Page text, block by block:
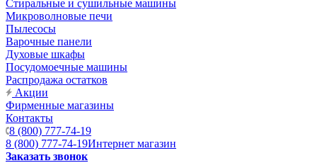
Стиральные и сушильные машины
Микроволновые печи
Пылесосы
Варочные панели
Духовые шкафы
Посудомоечные машины
Распродажа остатков
Акции
Фирменные магазины
Контакты
8 (800) 777-74-19
8 (800) 777-74-19Интернет магазин
Заказать звонок